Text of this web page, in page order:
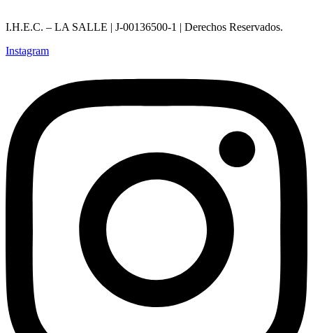
I.H.E.C. – LA SALLE | J-00136500-1 | Derechos Reservados.
Instagram